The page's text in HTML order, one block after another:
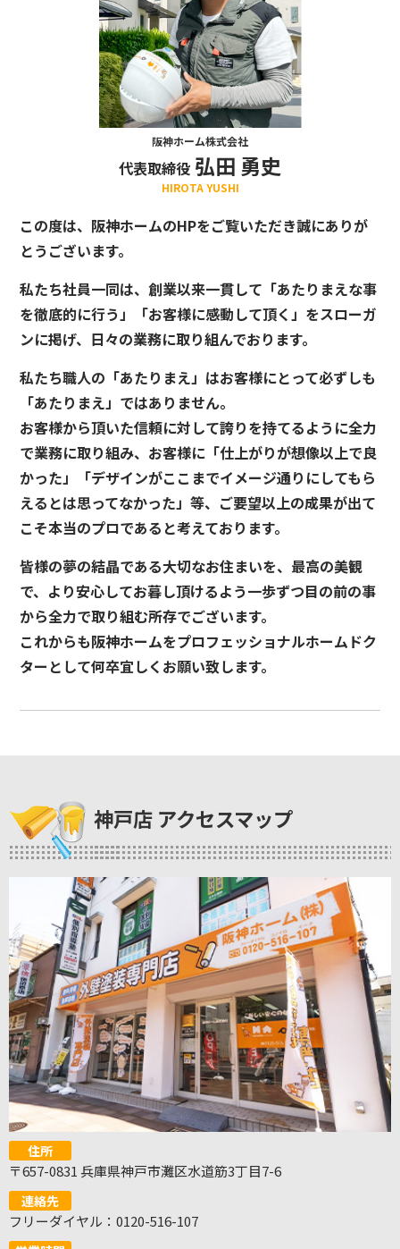
阪神ホーム株式会社
代表取締役 弘田 勇史
HIROTA YUSHI
この度は、阪神ホームのHPをご覧いただき誠にありが
とうございます。
私たち社員一同は、創業以来一貫して「あたりまえな事
を徹底的に行う」「お客様に感動して頂く」をスローガ
ンに掲げ、日々の業務に取り組んでおります。
私たち職人の「あたりまえ」はお客様にとって必ずしも
「あたりまえ」ではありません。
お客様から頂いた信頼に対して誇りを持てるように全力
で業務に取り組み、お客様に「仕上がりが想像以上で良
かった」「デザインがここまでイメージ通りにしてもら
えるとは思ってなかった」等、ご要望以上の成果が出て
こそ本当のプロであると考えております。
皆様の夢の結晶である大切なお住まいを、最高の美観
で、より安心してお暮し頂けるよう一歩ずつ目の前の事
から全力で取り組む所存でございます。
これからも阪神ホームをプロフェッショナルホームドク
ターとして何卒宜しくお願い致します。
神戸店 アクセスマップ
住所
〒657-0831 兵庫県神戸市灘区水道筋3丁目7-6
連絡先
フリーダイヤル：0120-516-107